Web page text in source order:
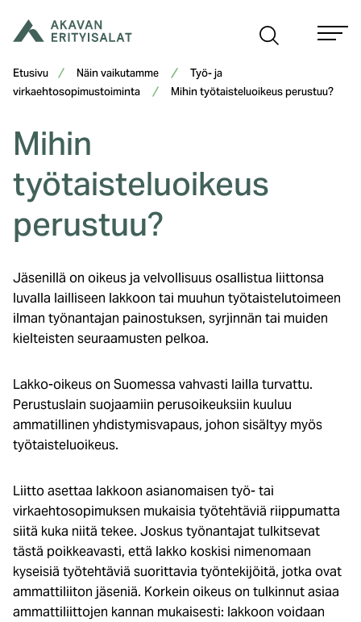
sisältöön
Etusivu Näin vaikutamme
Työ- ja
virkaehtosopimustoiminta
Mihin työtaisteluoikeus perustuu?
Mihin
työtaisteluoikeus
perustuu?
Jäsenillä on oikeus ja velvollisuus osallistua liittonsa
luvalla lailliseen lakkoon tai muuhun työtaistelutoimeen
ilman työnantajan painostuksen, syrjinnän tai muiden
kielteisten seuraamusten pelkoa.
Lakko-oikeus on Suomessa vahvasti lailla turvattu.
Perustuslain suojaamiin perusoikeuksiin kuuluu
ammatillinen yhdistymisvapaus, johon sisältyy myös
työtaisteluoikeus.
Liitto asettaa lakkoon asianomaisen työ- tai
virkaehtosopimuksen mukaisia työtehtäviä riippumatta
siitä kuka niitä tekee. Joskus työnantajat tulkitsevat
tästä poikkeavasti, että lakko koskisi nimenomaan
kyseisiä työtehtäviä suorittavia työntekijöitä, jotka ovat
ammattiliiton jäseniä. Korkein oikeus on tulkinnut asiaa
ammattiliittojen kannan mukaisesti: lakkoon voidaan